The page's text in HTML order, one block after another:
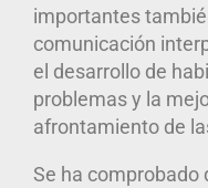
importantes
comunicación
el desarrollo de
problemas y la
afrontamiento de
Se ha comprobado